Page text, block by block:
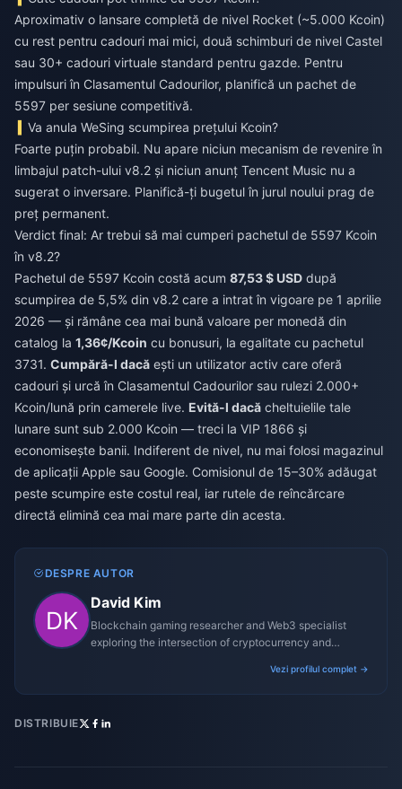
Aproximativ o lansare completă de nivel Rocket (~5.000 Kcoin)
cu rest pentru cadouri mai mici, două schimburi de nivel Castel
sau 30+ cadouri virtuale standard pentru gazde. Pentru
impulsuri în Clasamentul Cadourilor, planifică un pachet de
5597 per sesiune competitivă.
Va anula WeSing scumpirea prețului Kcoin?
Foarte puțin probabil. Nu apare niciun mecanism de revenire în
limbajul patch-ului v8.2 și niciun anunț Tencent Music nu a
sugerat o inversare. Planifică-ți bugetul în jurul noului prag de
preț permanent.
Verdict final: Ar trebui să mai cumperi pachetul de 5597 Kcoin
în v8.2?
Pachetul de 5597 Kcoin costă acum 87,53 $ USD după
scumpirea de 5,5% din v8.2 care a intrat în vigoare pe 1 aprilie
2026 — și rămâne cea mai bună valoare per monedă din
catalog la 1,36¢/Kcoin cu bonusuri, la egalitate cu pachetul
3731. Cumpără-l dacă ești un utilizator activ care oferă
cadouri și urcă în Clasamentul Cadourilor sau rulezi 2.000+
Kcoin/lună prin camerele live. Evită-l dacă cheltuielile tale
lunare sunt sub 2.000 Kcoin — treci la VIP 1866 și
economisește banii. Indiferent de nivel, nu mai folosi magazinul
de aplicații Apple sau Google. Comisionul de 15–30% adăugat
peste scumpire este costul real, iar rutele de reîncărcare
directă elimină cea mai mare parte din acesta.
DESPRE AUTOR
David Kim
Blockchain gaming researcher and Web3 specialist
exploring the intersection of cryptocurrency and
Vezi profilul complet →
DISTRIBUIE